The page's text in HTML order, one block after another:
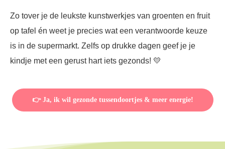
Zo tover je de leukste kunstwerkjes van groenten en fruit
op tafel én weet je precies wat een verantwoorde keuze
is in de supermarkt. Zelfs op drukke dagen geef je je
kindje met een gerust hart iets gezonds! 💛
👉 Ja, ik wil gezonde tussendoortjes & meer energie!